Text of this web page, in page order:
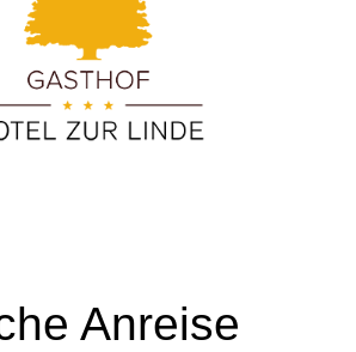
Anreise